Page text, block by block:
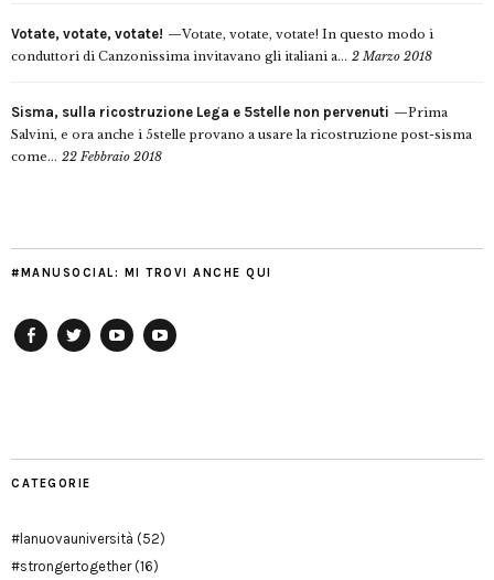
Votate, votate, votate!
Votate, votate, votate! In questo modo i
conduttori di Canzonissima invitavano gli italiani a... 2 Marzo 2018
Sisma, sulla ricostruzione Lega e 5stelle non pervenuti
Prima
Salvini, e ora anche i 5stelle provano a usare la ricostruzione post-sisma
come... 22 Febbraio 2018
#MANUSOCIAL: MI TROVI ANCHE QUI
CATEGORIE
#lanuovauniversità (52)
#strongertogether(16)